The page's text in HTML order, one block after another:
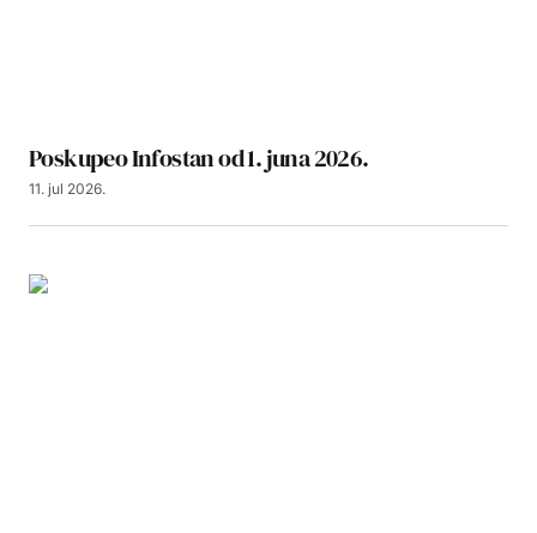
Poskupeo Infostan od 1. juna 2026.
11. jul 2026.